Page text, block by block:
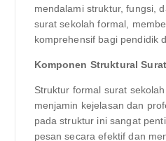
mendalami struktur, fungsi,
surat sekolah formal,
komprehensif bagi pendidik
Komponen Struktural
Struktur formal surat
menjamin kejelasan dan
pada struktur ini sangat
pesan secara efektif dan